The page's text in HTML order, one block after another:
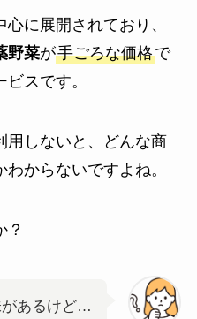
に展開されており、
野菜が手ごろな価格で
スです。
用しないと、どんな商
からないですよね。
？
があるけど…